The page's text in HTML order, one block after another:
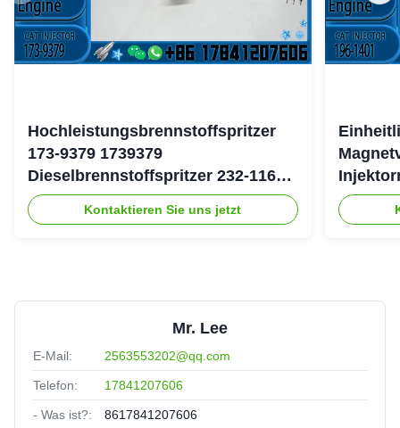
Hochleistungsbrennstoffspritzer
173-9379 1739379
Dieselbrennstoffspritzer 232-1167
2321167 für Caterpillar 3126 Motor
Kontaktieren Sie uns jetzt
4754
Mr. Lee
E-Mail: 2563553202@qq.com
Telefon: 17841207606
- Was ist?: 8617841207606